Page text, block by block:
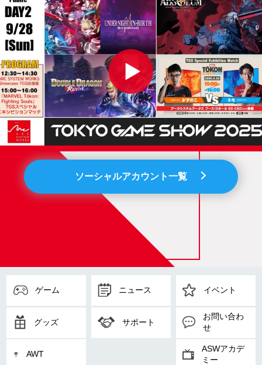
ソーシャルアカウント一覧
ゲーム ニュース イベント
グッズ サポート
お問い合わ
せ
AWT
ASWアカデ
ミー